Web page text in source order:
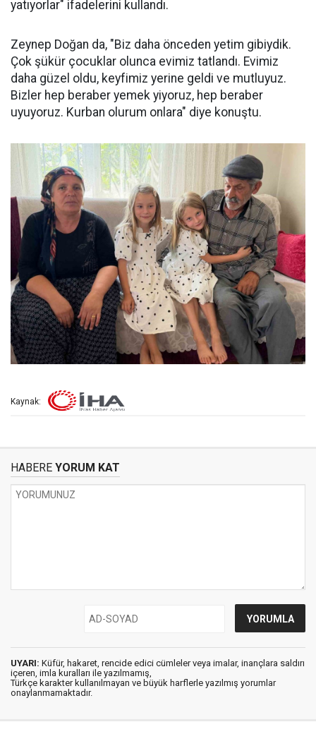
yatıyorlar" ifadelerini kullandı.
Zeynep Doğan da, "Biz daha önceden yetim gibiydik.
Çok şükür çocuklar olunca evimiz tatlandı. Evimiz
daha güzel oldu, keyfimiz yerine geldi ve mutluyuz.
Bizler hep beraber yemek yiyoruz, hep beraber
uyuyoruz. Kurban olurum onlara" diye konuştu.
Kaynak:
HABERE YORUM KAT
UYARI: Küfür, hakaret, rencide edici cümleler veya imalar, inançlara saldırı
içeren, imla kuralları ile yazılmamış,
Türkçe karakter kullanılmayan ve büyük harflerle yazılmış yorumlar
onaylanmamaktadır.